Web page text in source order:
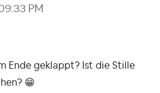
PM
Ende geklappt? Ist die Stille
😁